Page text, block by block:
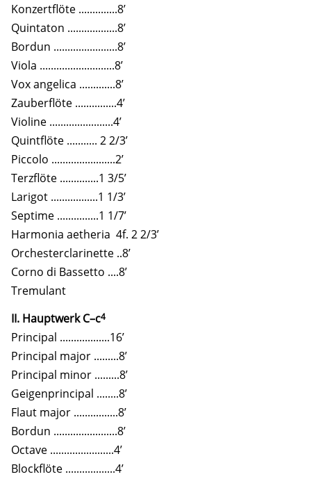
Konzertflöte ..............8’
Quintaton ..................8’
Bordun .......................8’
Viola ...........................8’
Vox angelica .............8’
Zauberflöte ...............4’
Violine .......................4’
Quintflöte ........... 2 2/3’
Piccolo .......................2’
Terzflöte ..............1 3/5’
Larigot .................1 1/3’
Septime ...............1 1/7’
Harmonia aetheria 4f. 2 2/3’
Orchesterclarinette ..8’
Corno di Bassetto ....8’
Tremulant
II. Hauptwerk C–c4
Principal ..................16’
Principal major .........8’
Principal minor .........8’
Geigenprincipal ........8’
Flaut major ................8’
Bordun .......................8’
Octave .......................4’
Blockflöte ..................4’